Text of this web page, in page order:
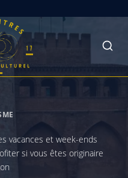
vacances et week-ends
si vous êtes originaire